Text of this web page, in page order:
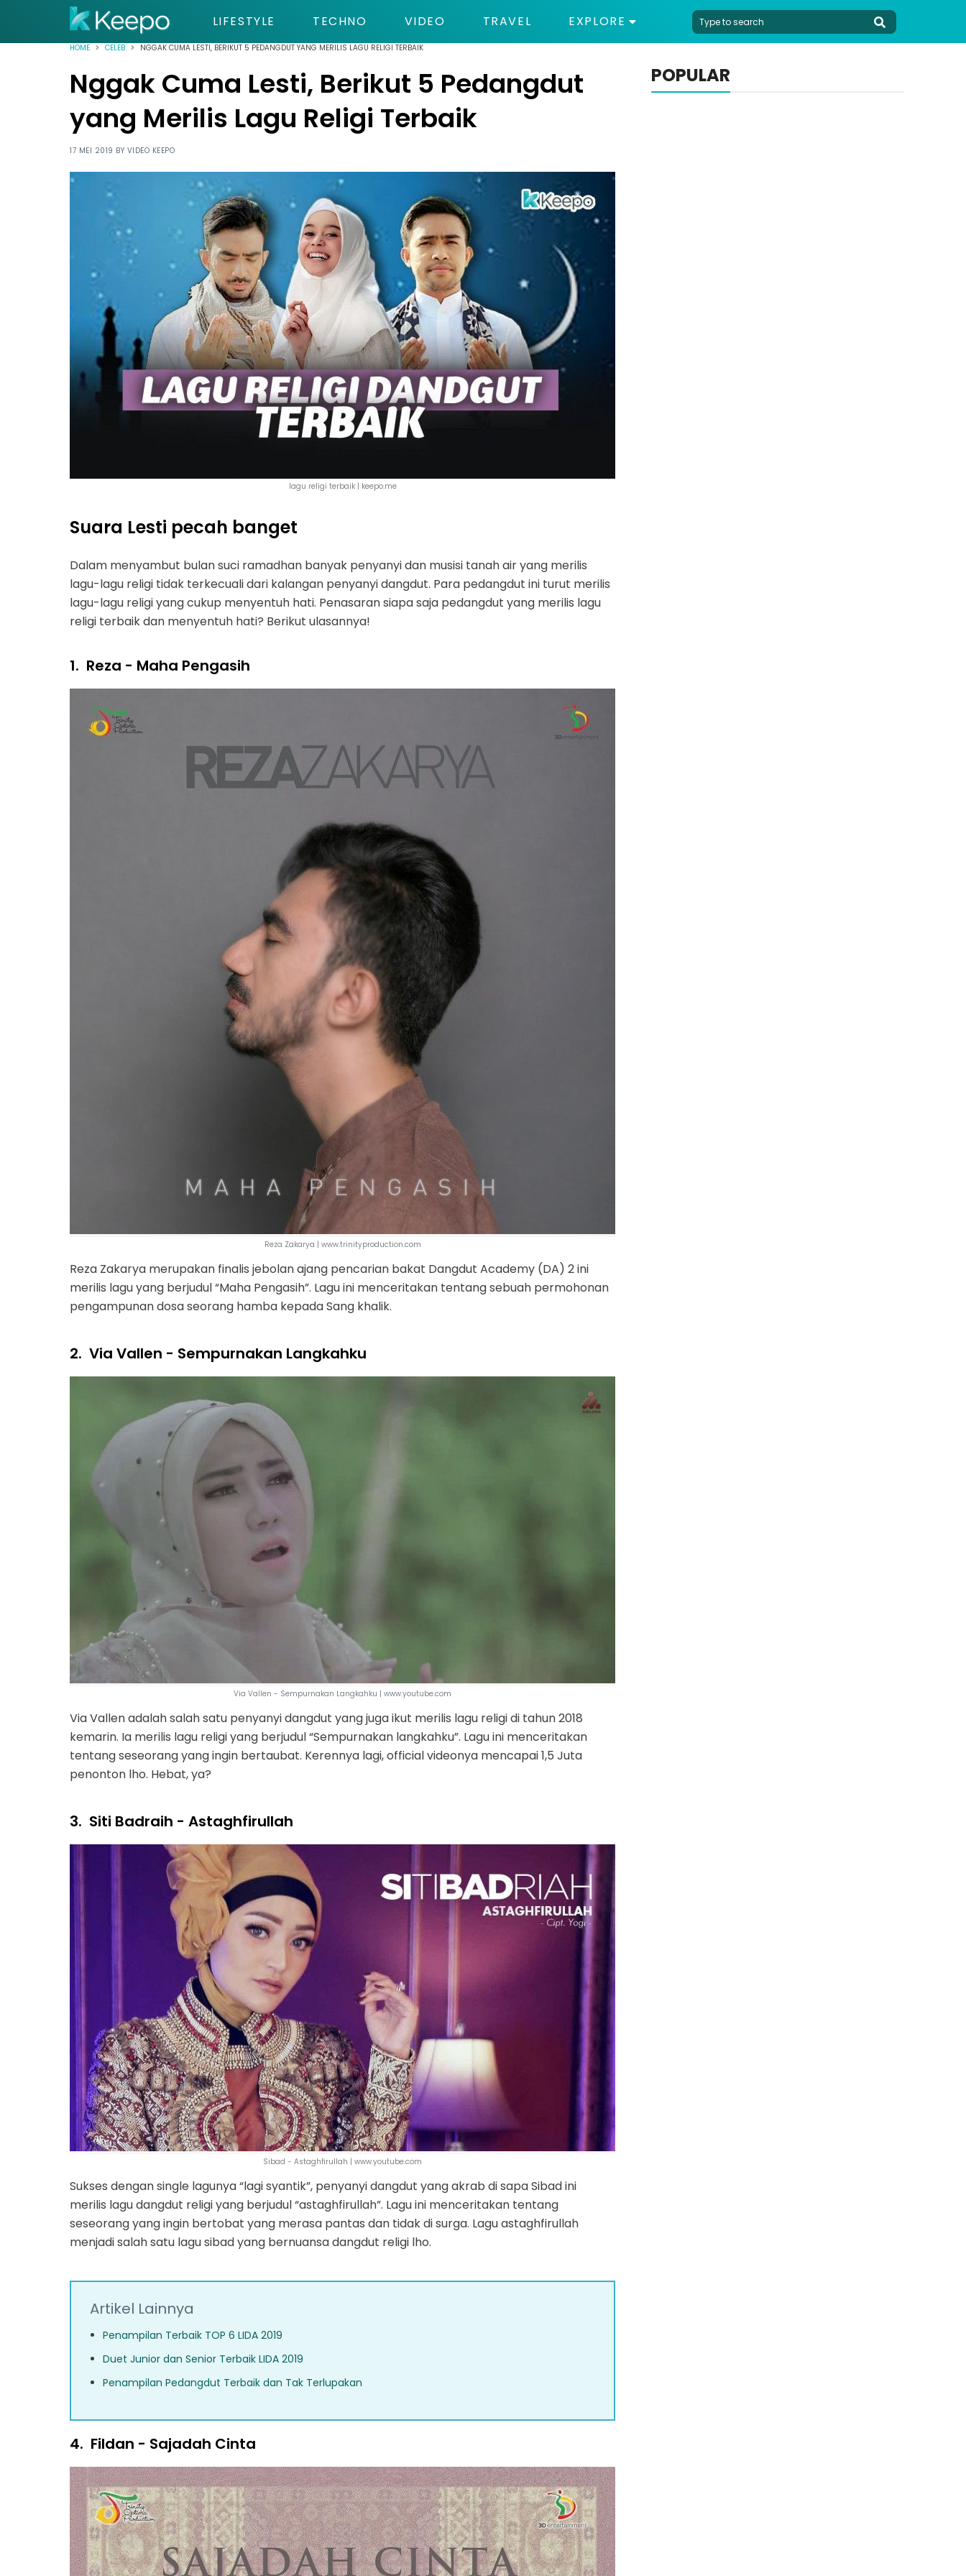
LIFESTYLE TECHNO VIDEO TRAVEL EXPLORE
HOME CELEB NGGAK CUMA LESTI, BERIKUT 5 PEDANGDUT YANG MERILIS LAGU RELIGI TERBAIK
Nggak Cuma Lesti, Berikut 5 Pedangdut
yang Merilis Lagu Religi Terbaik
17 MEI 2019 BY VIDEO KEEPO
lagu religi terbaik | keepo.me
Suara Lesti pecah banget
Dalam menyambut bulan suci ramadhan banyak penyanyi dan musisi tanah air yang merilis
lagu-lagu religi tidak terkecuali dari kalangan penyanyi dangdut. Para pedangdut ini turut merilis
lagu-lagu religi yang cukup menyentuh hati. Penasaran siapa saja pedangdut yang merilis lagu
religi terbaik dan menyentuh hati? Berikut ulasannya!
1. Reza - Maha Pengasih
Reza Zakarya | www.trinityproduction.com
Reza Zakarya merupakan finalis jebolan ajang pencarian bakat Dangdut Academy (DA) 2 ini
merilis lagu yang berjudul “Maha Pengasih”. Lagu ini menceritakan tentang sebuah permohonan
pengampunan dosa seorang hamba kepada Sang khalik.
2. Via Vallen - Sempurnakan Langkahku
Via Vallen - Sempurnakan Langkahku | www.youtube.com
Via Vallen adalah salah satu penyanyi dangdut yang juga ikut merilis lagu religi di tahun 2018
kemarin. Ia merilis lagu religi yang berjudul “Sempurnakan langkahku”. Lagu ini menceritakan
tentang seseorang yang ingin bertaubat. Kerennya lagi, official videonya mencapai 1,5 Juta
penonton lho. Hebat, ya?
3. Siti Badraih - Astaghfirullah
Sibad - Astaghfirullah | www.youtube.com
Sukses dengan single lagunya “lagi syantik”, penyanyi dangdut yang akrab di sapa Sibad ini
merilis lagu dangdut religi yang berjudul “astaghfirullah”. Lagu ini menceritakan tentang
seseorang yang ingin bertobat yang merasa pantas dan tidak di surga. Lagu astaghfirullah
menjadi salah satu lagu sibad yang bernuansa dangdut religi lho.
Artikel Lainnya
Penampilan Terbaik TOP 6 LIDA 2019
Duet Junior dan Senior Terbaik LIDA 2019
Penampilan Pedangdut Terbaik dan Tak Terlupakan
4. Fildan - Sajadah Cinta
POPULAR